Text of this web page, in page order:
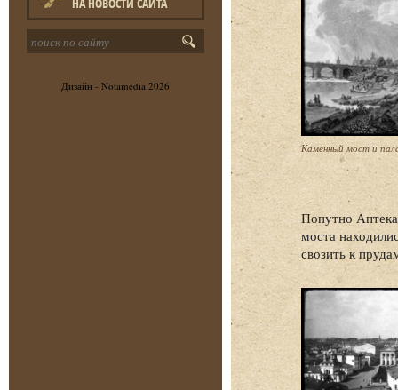
Дизайн - Notamedia 2026
Каменный мост и
Попутно
моста
свозить к